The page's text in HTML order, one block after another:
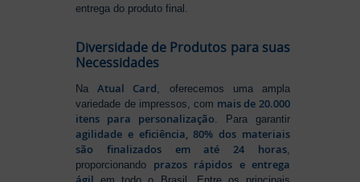
entrega do produto final.
Diversidade de Produtos para suas
Necessidades
NaAtual Card, oferecemos uma ampla
variedade de impressos, com mais de 20.000
itens para personalização. Para garantir
agilidade e eficiência, 80% dos materiais
são finalizados em até 24 horas,
proporcionando prazos rápidos e entrega